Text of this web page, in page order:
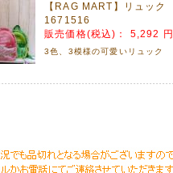
ズとレインコートが入荷しました!
【RAG MART】リュック
1671516
販売価格(税込)： 5,292 円
3色、3模様の可愛いリュック